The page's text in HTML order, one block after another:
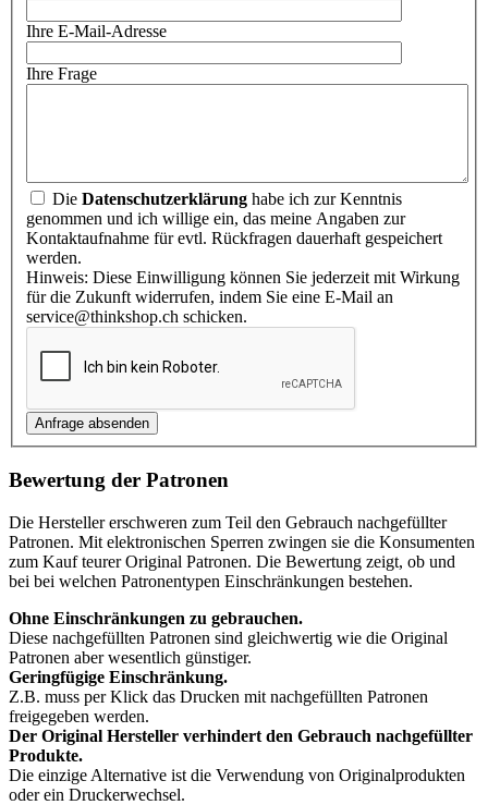
Ihre E-Mail-Adresse
Ihre Frage
Die Datenschutzerklärung habe ich zur Kenntnis
genommen und ich willige ein, das meine Angaben zur
Kontaktaufnahme für evtl. Rückfragen dauerhaft gespeichert
werden.
Hinweis: Diese Einwilligung können Sie jederzeit mit Wirkung
für die Zukunft widerrufen, indem Sie eine E-Mail an
service@thinkshop.ch schicken.
Bewertung der Patronen
Die Hersteller erschweren zum Teil den Gebrauch nachgefüllter
Patronen. Mit elektronischen Sperren zwingen sie die Konsumenten
zum Kauf teurer Original Patronen. Die Bewertung zeigt, ob und
bei bei welchen Patronentypen Einschränkungen bestehen.
Ohne Einschränkungen zu gebrauchen.
Diese nachgefüllten Patronen sind gleichwertig wie die Original
Patronen aber wesentlich günstiger.
Geringfügige Einschränkung.
Z.B. muss per Klick das Drucken mit nachgefüllten Patronen
freigegeben werden.
Der Original Hersteller verhindert den Gebrauch nachgefüllter
Produkte.
Die einzige Alternative ist die Verwendung von Originalprodukten
oder ein Druckerwechsel.